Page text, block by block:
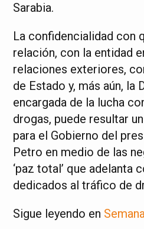
Sarabia.
La confidencialidad con
relación, con la entidad
relaciones exteriores,
de Estado y, más aún, la
encargada de la lucha
drogas, puede resultar
para el Gobierno del
Petro en medio de las
‘paz total’ que adelanta
dedicados al tráfico de
Sigue leyendo en